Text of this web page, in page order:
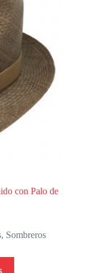
con Palo de
, Sombreros